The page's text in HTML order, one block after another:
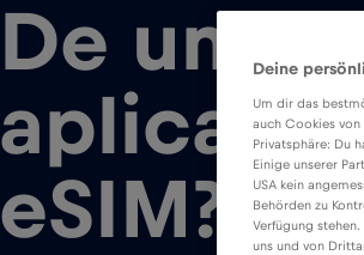
De unde
aplicația
eSIM?
Deine
Um dir das
auch Cookies von
Privatsphäre: Du
Einige unserer
USA kein
Behörden zu
Verfügung
uns und von